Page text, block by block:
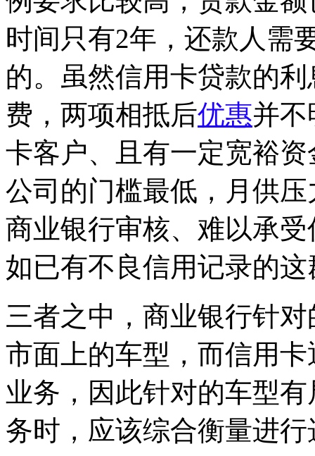
时间只有2年，还款人需
的。虽然信用卡贷款的
费，两项相抵后优惠并
卡客户、且有一定宽裕
公司的门槛最低，月供
商业银行审核、难以承
如已有不良信用记录的
三者之中，商业银行针
市面上的车型，而信用
业务，因此针对的车型
务时，应该综合衡量进行